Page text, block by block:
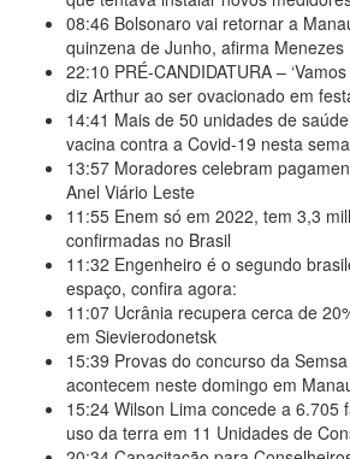
08:46 Bolsonaro vai retornar a
quinzena de Junho, afirma Menezes
22:10 PRÉ-CANDIDATURA –
diz Arthur ao ser ovacionado em
14:41 Mais de 50 unidades de
vacina contra a Covid-19 nesta
13:57 Moradores celebram
Anel Viário Leste
11:55 Enem só em 2022, tem 3,3
confirmadas no Brasil
11:32 Engenheiro é o segundo
espaço, confira agora:
11:07 Ucrânia recupera cerca de
em Sievierodonetsk
15:39 Provas do concurso da
acontecem neste domingo em
15:24 Wilson Lima concede a 6.705
uso da terra em 11 Unidades de